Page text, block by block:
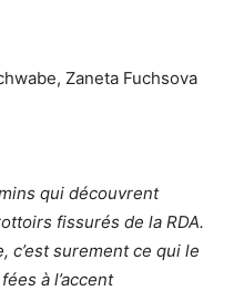
Zaneta Fuchsova
qui découvrent
fissurés de la RDA.
c’est surement ce qui le
à l’accent